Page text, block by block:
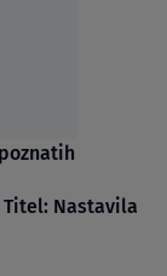
Nastavila